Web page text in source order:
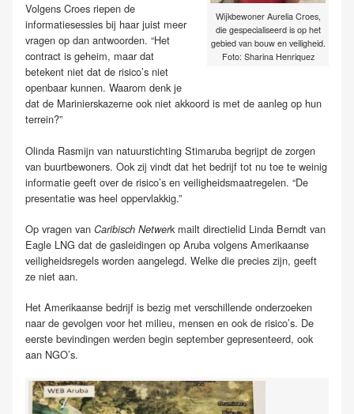
Wijkbewoner Aurelia Croes,
die gespecialiseerd is op het
gebied van bouw en veiligheid.
Foto: Sharina Henriquez
Volgens Croes riepen de
informatiesessies bij haar juist meer
vragen op dan antwoorden. “Het
contract is geheim, maar dat
betekent niet dat de risico’s niet
openbaar kunnen. Waarom denk je
dat de Marinierskazerne ook niet akkoord is met de aanleg op hun
terrein?”
Olinda Rasmijn van natuurstichting Stimaruba begrijpt de zorgen
van buurtbewoners. Ook zij vindt dat het bedrijf tot nu toe te weinig
informatie geeft over de risico’s en veiligheidsmaatregelen. “De
presentatie was heel oppervlakkig.”
Op vragen van Caribisch Netwerk mailt directielid Linda Berndt van
Eagle LNG dat de gasleidingen op Aruba volgens Amerikaanse
veiligheidsregels worden aangelegd. Welke die precies zijn, geeft
ze niet aan.
Het Amerikaanse bedrijf is bezig met verschillende onderzoeken
naar de gevolgen voor het milieu, mensen en ook de risico’s. De
eerste bevindingen werden begin september gepresenteerd, ook
aan NGO’s.